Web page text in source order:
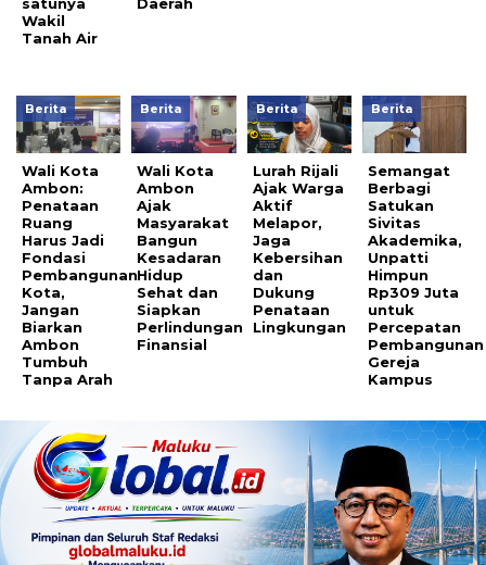
Wakil
Tanah Air
Berita
Wali Kota
Ambon:
Penataan
Ruang
Harus Jadi
Fondasi
Pembangunan
Kota,
Jangan
Biarkan
Ambon
Tumbuh
Tanpa Arah
Berita
Wali Kota
Ambon
Ajak
Masyarakat
Bangun
Kesadaran
Hidup
Sehat dan
Siapkan
Perlindungan
Finansial
Berita
Lurah Rijali
Ajak Warga
Aktif
Melapor,
Jaga
Kebersihan
dan
Dukung
Penataan
Lingkungan
Berita
Semangat
Berbagi
Satukan
Sivitas
Akademika,
Unpatti
Himpun
Rp309 Juta
untuk
Percepatan
Pembangunan
Gereja
Kampus